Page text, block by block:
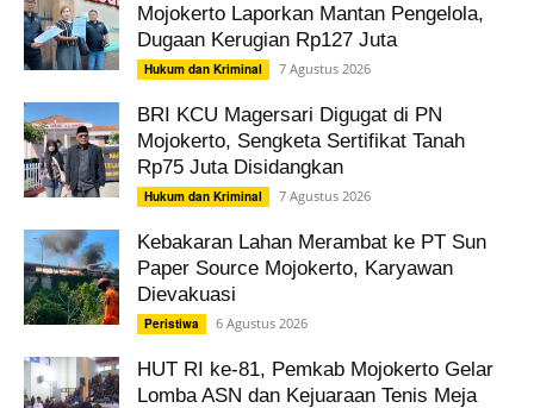
Mojokerto Laporkan Mantan Pengelola,
Dugaan Kerugian Rp127 Juta
Hukum dan Kriminal 7 Agustus 2026
BRI KCU Magersari Digugat di PN
Mojokerto, Sengketa Sertifikat Tanah
Rp75 Juta Disidangkan
Hukum dan Kriminal 7 Agustus 2026
Kebakaran Lahan Merambat ke PT Sun
Paper Source Mojokerto, Karyawan
Dievakuasi
Peristiwa 6 Agustus 2026
HUT RI ke-81, Pemkab Mojokerto Gelar
Lomba ASN dan Kejuaraan Tenis Meja